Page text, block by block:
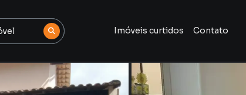
Imóveis curtidos Contato